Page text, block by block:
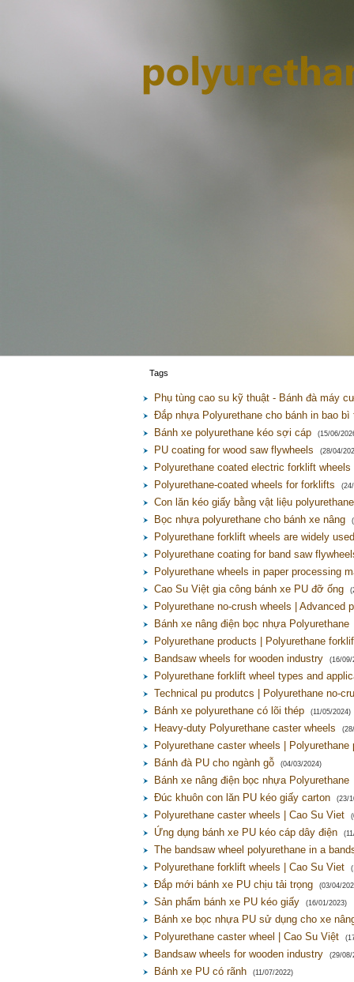
Tags
Phụ tùng cao su kỹ thuật - Bánh đà máy
Đắp nhựa Polyurethane cho bánh in bao bì
Bánh xe polyurethane kéo sợi cáp
(15/06/
PU coating for wood saw flywheels (28/04/
Polyurethane coated electric forklift wheels
Polyurethane-coated wheels for forklifts
Con lăn kéo giấy bằng vật liệu polyurethane
Bọc nhựa polyurethane cho bánh xe nâng
Polyurethane forklift wheels are widely
Polyurethane coating for band saw
Polyurethane wheels in paper processing
Cao Su Việt gia công bánh xe PU đỡ ống
Polyurethane no-crush wheels | Advanced
Bánh xe nâng điện bọc nhựa Polyurethane
Polyurethane products | Polyurethane
Bandsaw wheels for wooden industry
(16/09/
Polyurethane forklift wheel types and
Technical pu produtcs | Polyurethane no-
Bánh xe polyurethane có lõi thép
(11/05/2024)
Heavy-duty Polyurethane caster wheels
Polyurethane caster wheels | Polyurethane
Bánh đà PU cho ngành gỗ
(04/03/2024)
Bánh xe nâng điện bọc nhựa Polyurethane
Đúc khuôn con lăn PU kéo giấy carton
(23/
Polyurethane caster wheels | Cao Su Viet
Ứng dụng bánh xe PU kéo cáp dây điện
The bandsaw wheel polyurethane in a
Polyurethane forklift wheels | Cao Su Viet
Đắp mới bánh xe PU chịu tải trọng (03/04/
Sản phẩm bánh xe PU kéo giấy (16/01/2023)
Bánh xe bọc nhựa PU sử dụng cho xe
Polyurethane caster wheel | Cao Su Việt
Bandsaw wheels for wooden industry (29/08/
Bánh xe PU có rãnh (11/07/2022)